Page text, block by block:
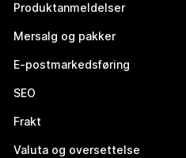
Produktanmeldelser
Mersalg og pakker
E-postmarkedsføring
SEO
Frakt
Valuta og oversettelse